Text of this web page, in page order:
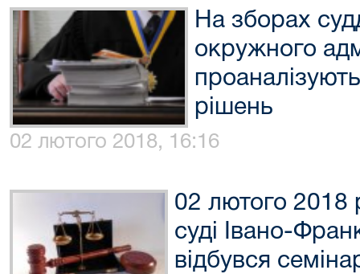
На зборах
окружного
рішень
02 лютого 2018, 16:16
02 лютого 2018
суді Івано-
відбувся